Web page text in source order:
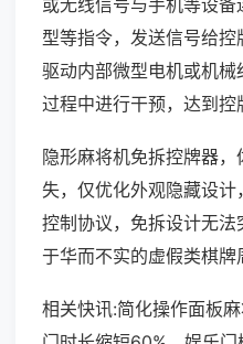
型等指令，发送信号给
驱动内部微型电机或机
过程中进行干预，达到控
隐形麻将机免拆控牌器
失，仅优化外观隐藏设
控制协议，免拆设计无
于华而不实的虚假类棋牌
相关快讯:简化操作面板